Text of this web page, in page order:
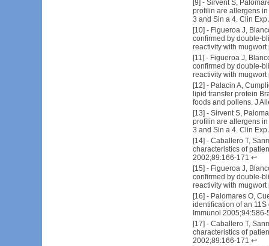
9 ] - Sirvent S,
profilin are allergens
3 and Sin a 4. Clin
[10] - Figueroa J,
confirmed by double-
reactivity with
[11] - Figueroa J,
confirmed by double-
reactivity with
[12] - Palacin A,
lipid transfer protein
foods and pollens. J
[13] - Sirvent S,
profilin are allergens
3 and Sin a 4. Clin
[14] - Caballero T,
characteristics of
2002;89:166-171 ↩
[15] - Figueroa J,
confirmed by double-
reactivity with
[16] - Palomares O,
identification of an
Immunol 2005;94:586-
[17] - Caballero T,
characteristics of
2002;89:166-171 ↩